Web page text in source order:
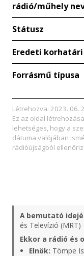
rádió/műhely
Státusz
Eredeti
Forrásmű típusa
Létrehozva: 2023. 06.
Ez az oldal
lehetséges, hogy a
dátuma valójában
rádióújságból
A bemutató
és Televízió (MRT)
Ekkor a rádió és
Elnök: Tömpe